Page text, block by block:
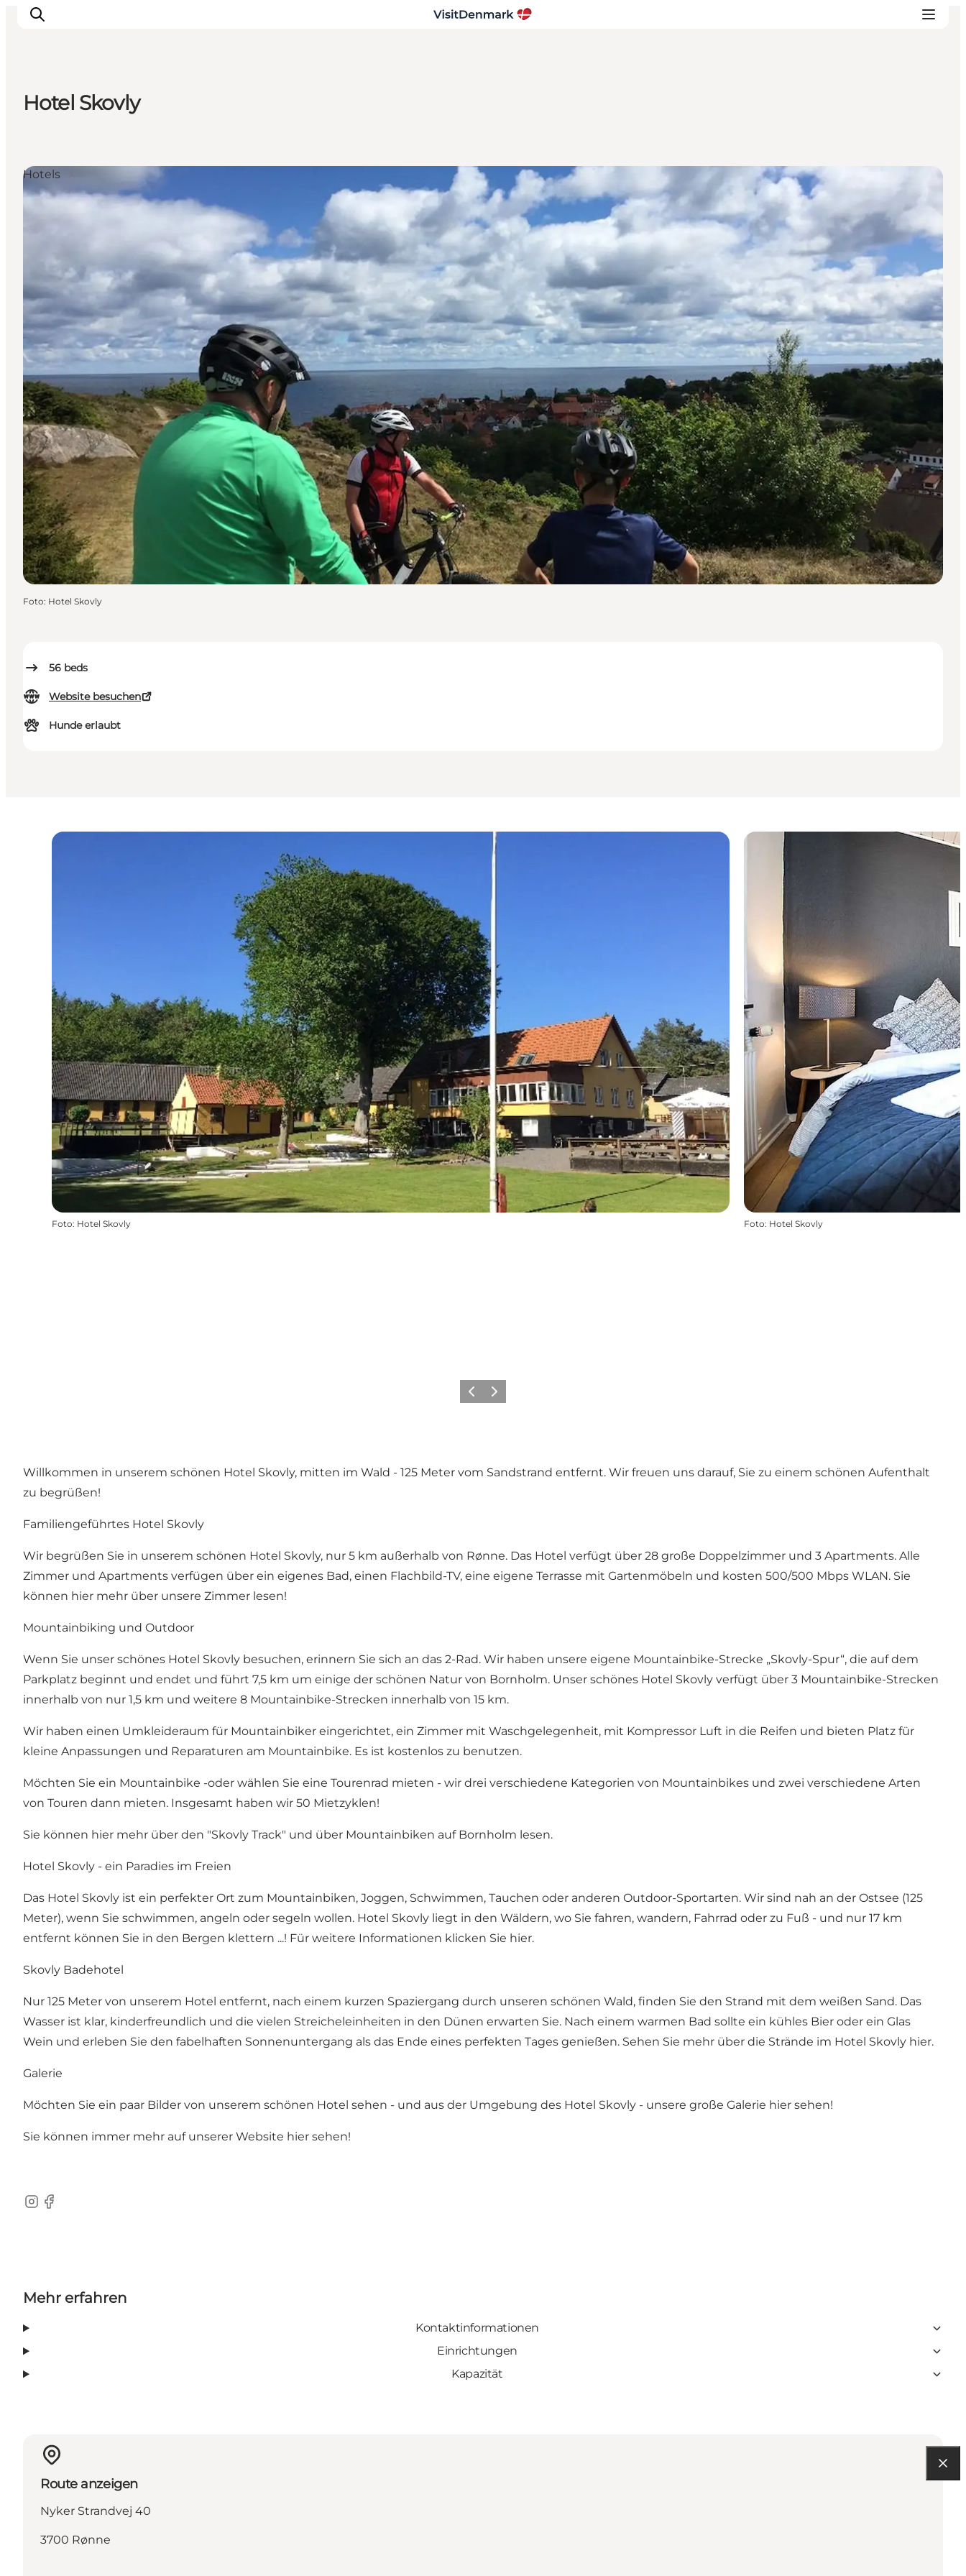
Erlebnisse
Unterkünfte
Reiseplanung
Hotel Skovly
56 beds
Website besuchen
Hunde erlaubt
Hotels
Foto: Hotel Skovly
Foto: Hotel Skovly Foto: Hotel Skovly
ZurückWeiter
Willkommen in unserem schönen Hotel Skovly, mitten im Wald - 125 Meter vom Sandstrand entfernt. Wir freuen uns darauf, Sie zu einem schönen Aufenthalt
zu begrüßen!
Familiengeführtes Hotel Skovly
Wir begrüßen Sie in unserem schönen Hotel Skovly, nur 5 km außerhalb von Rønne. Das Hotel verfügt über 28 große Doppelzimmer und 3 Apartments. Alle
Zimmer und Apartments verfügen über ein eigenes Bad, einen Flachbild-TV, eine eigene Terrasse mit Gartenmöbeln und kosten 500/500 Mbps WLAN. Sie
können hier mehr über unsere Zimmer lesen!
Mountainbiking und Outdoor
Wenn Sie unser schönes Hotel Skovly besuchen, erinnern Sie sich an das 2-Rad. Wir haben unsere eigene Mountainbike-Strecke „Skovly-Spur“, die auf dem
Parkplatz beginnt und endet und führt 7,5 km um einige der schönen Natur von Bornholm. Unser schönes Hotel Skovly verfügt über 3 Mountainbike-Strecken
innerhalb von nur 1,5 km und weitere 8 Mountainbike-Strecken innerhalb von 15 km.
Wir haben einen Umkleideraum für Mountainbiker eingerichtet, ein Zimmer mit Waschgelegenheit, mit Kompressor Luft in die Reifen und bieten Platz für
kleine Anpassungen und Reparaturen am Mountainbike. Es ist kostenlos zu benutzen.
Möchten Sie ein Mountainbike -oder wählen Sie eine Tourenrad mieten - wir drei verschiedene Kategorien von Mountainbikes und zwei verschiedene Arten
von Touren dann mieten. Insgesamt haben wir 50 Mietzyklen!
Sie können hier mehr über den "Skovly Track" und über Mountainbiken auf Bornholm lesen.
Hotel Skovly - ein Paradies im Freien
Das Hotel Skovly ist ein perfekter Ort zum Mountainbiken, Joggen, Schwimmen, Tauchen oder anderen Outdoor-Sportarten. Wir sind nah an der Ostsee (125
Meter), wenn Sie schwimmen, angeln oder segeln wollen. Hotel Skovly liegt in den Wäldern, wo Sie fahren, wandern, Fahrrad oder zu Fuß - und nur 17 km
entfernt können Sie in den Bergen klettern ...! Für weitere Informationen klicken Sie hier.
Skovly Badehotel
Nur 125 Meter von unserem Hotel entfernt, nach einem kurzen Spaziergang durch unseren schönen Wald, finden Sie den Strand mit dem weißen Sand. Das
Wasser ist klar, kinderfreundlich und die vielen Streicheleinheiten in den Dünen erwarten Sie. Nach einem warmen Bad sollte ein kühles Bier oder ein Glas
Wein und erleben Sie den fabelhaften Sonnenuntergang als das Ende eines perfekten Tages genießen. Sehen Sie mehr über die Strände im Hotel Skovly hier.
Galerie
Möchten Sie ein paar Bilder von unserem schönen Hotel sehen - und aus der Umgebung des Hotel Skovly - unsere große Galerie hier sehen!
Sie können immer mehr auf unserer Website hier sehen!
Instagram
Facebook
Mehr erfahren
Kontaktinformationen
Einrichtungen
Kapazität
Route anzeigen
Nyker Strandvej 40
3700 Rønne